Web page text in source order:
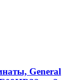
General